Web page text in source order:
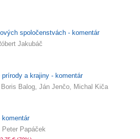
spoločenstvách - komentár
Jakubáč
prírody a krajiny - komentár
Balog, Ján Jenčo, Michal Kiča
komentár
Papáček